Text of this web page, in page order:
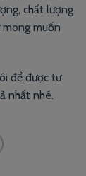
chất lượng
mong muốn
để được tư
nhất nhé.